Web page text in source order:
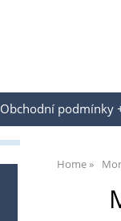
Obchodní podmínky
Home